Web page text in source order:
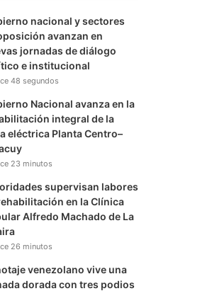
a
m
m
nacional y sectores
avanzan en
jornadas de diálogo
e institucional
48 segundos
Nacional avanza en la
integral de la
eléctrica Planta Centro–
23 minutos
supervisan labores
en la Clínica
Alfredo Machado de La
26 minutos
venezolano vive una
dorada con tres podios